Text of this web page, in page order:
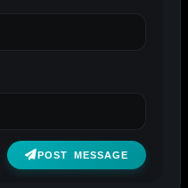
POST MESSAGE